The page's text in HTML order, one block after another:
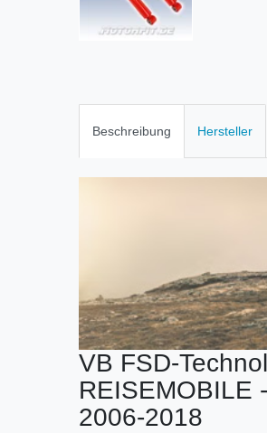
Beschreibung Hersteller
VB FSD-
REISEMOBILE
2006-2018